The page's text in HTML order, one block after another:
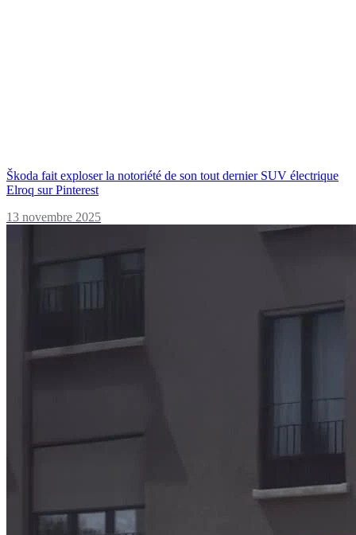
Škoda fait exploser la notoriété de son tout dernier SUV électrique
Elroq sur Pinterest
13 novembre 2025